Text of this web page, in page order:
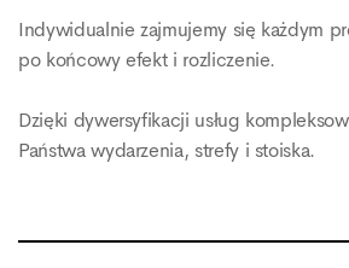
Indywidualnie zajmujemy się każdym
po końcowy efekt i rozliczenie.
Dzięki dywersyfikacji usług
Państwa wydarzenia, strefy i stoiska.